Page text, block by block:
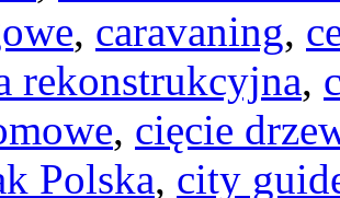
, caravaning,
rekonstrukcyjna,
, cięcie
Polska, city